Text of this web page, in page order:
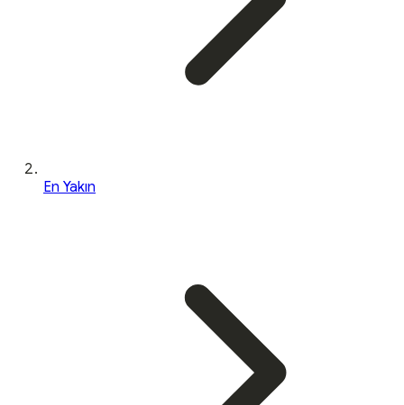
En Yakın